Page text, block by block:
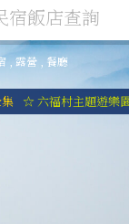
,露營 餐廳
☆ 六福村主題遊樂